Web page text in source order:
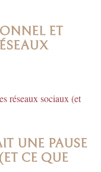
ET
UNE PAUSE
CE QUE